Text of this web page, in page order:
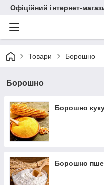
Офіційний інтернет-
Товари Борошно
Борошно
Борошно
Борошно